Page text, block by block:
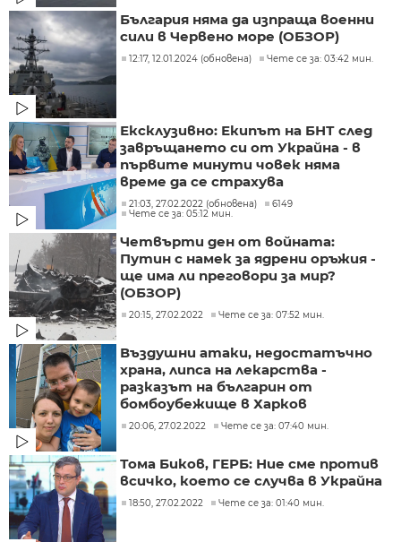
България няма да изпраща военни
сили в Червено море (ОБЗОР)
12:17, 12.01.2024 (обновена) Чете се за: 03:42 мин.
Ексклузивно: Екипът на БНТ след
завръщането си от Украйна - в
първите минути човек няма
време да се страхува
21:03, 27.02.2022 (обновена)
6149
Чете се за: 05:12 мин.
Четвърти ден от войната:
Путин с намек за ядрени оръжия -
ще има ли преговори за мир?
(ОБЗОР)
20:15, 27.02.2022 Чете се за: 07:52 мин.
Въздушни атаки, недостатъчно
храна, липса на лекарства -
разказът на българин от
бомбоубежище в Харков
20:06, 27.02.2022 Чете се за: 07:40 мин.
Тома Биков, ГЕРБ: Ние сме против
всичко, което се случва в Украйна
18:50, 27.02.2022 Чете се за: 01:40 мин.